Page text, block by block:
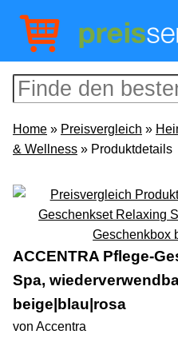
Home » Preisvergleich »
& Wellness » Produktdetails
ACCENTRA Pflege-
Spa,
beige|blau|rosa
von Accentra